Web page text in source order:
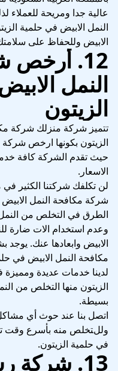
عالية جدا ومريحة
النمل الابيض في حلمية
الابيض وللحفاظ على
12. أرخص
النمل
الزيتون
تتميز شركة منزلك شركة
الزيتون بكونها ارخص
حيث تقدم الشركة كافة
الاسعار.
لن تكلفك شركتنا الكثير
شركة مكافحة النمل الابيض
الطرق في التخلص من النمل
وعدم استخدام الات ضارة
الابيض وابعادها عنك. يوجد
مكافحة النمل الابيض في
لدينا خدمات عديدة
الزيتون منها التخلص من
بسيطة.
اتصل بنا عند حوث أي
وللتخلص منه بأسرع وقت
في حلمية الزيتون.
13.